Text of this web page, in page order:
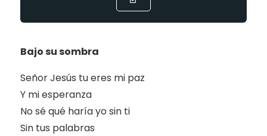
Bajo su sombra
Señor Jesús tu eres mi paz
Y mi esperanza
No sé qué haría yo sin ti
Sin tus palabras